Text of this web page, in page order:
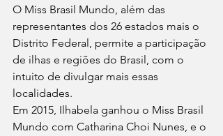
O Miss Brasil Mundo, além das
representantes dos 26 estados mais o
Distrito Federal, permite a participação
de ilhas e regiões do Brasil, com o
intuito de divulgar mais essas
localidades.
Em 2015, Ilhabela ganhou o Miss Brasil
Mundo com Catharina Choi Nunes, e o